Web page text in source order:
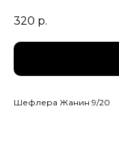
320 р.
Шефлера Жанин 9/20